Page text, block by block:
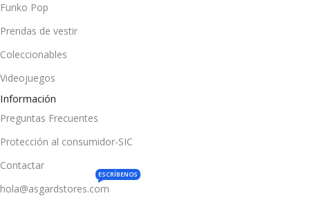
Funko Pop
Prendas de vestir
Coleccionables
Videojuegos
Información
Preguntas Frecuentes
Protección al consumidor-SIC
Contactar
hola@asgardstores.com
ESCRÍBENOS